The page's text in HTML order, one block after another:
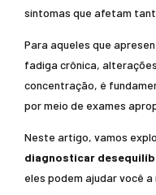
sintomas que afetam
Para aqueles que
fadiga crônica,
concentração, é
por meio de exames
Neste artigo, vamos
diagnosticar
eles podem ajudar você